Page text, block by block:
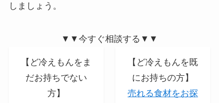
しましょう。
▼▼今すぐ相談する▼▼
【ど冷えもんをま
だお持ちでない
方】
【ど冷えもんを既
にお持ちの方】
売れる食材をお探